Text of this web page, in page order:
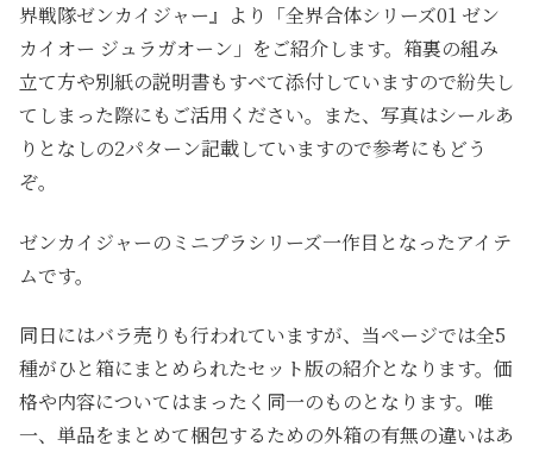
界戦隊ゼンカイジャー』より「全界合体シリーズ01 ゼン
カイオー ジュラガオーン」をご紹介します。箱裏の組み
立て方や別紙の説明書もすべて添付していますので紛失し
てしまった際にもご活用ください。また、写真はシールあ
りとなしの2パターン記載していますので参考にもどう
ぞ。
ゼンカイジャーのミニプラシリーズ一作目となったアイテ
ムです。
同日にはバラ売りも行われていますが、当ページでは全5
種がひと箱にまとめられたセット版の紹介となります。価
格や内容についてはまったく同一のものとなります。唯
一、単品をまとめて梱包するための外箱の有無の違いはあ